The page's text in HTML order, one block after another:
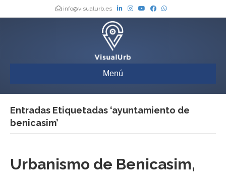
info@visualurb.es
Menú
Entradas Etiquetadas ‘ayuntamiento de
benicasim’
Urbanismo de Benicasim,